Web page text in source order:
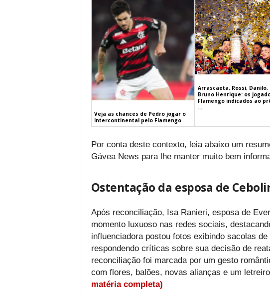
Veja as chances de Pedro jogar o
Intercontinental pelo Flamengo
Arrascaeta, Rossi, Danilo,
Bruno Henrique: os
Flamengo indicados ao
...
Por conta deste contexto, leia abaixo um
Gávea News para lhe manter muito bem
Ostentação da esposa de
Após reconciliação, Isa Ranieri, esposa de
momento luxuoso nas redes sociais,
influenciadora postou fotos exibindo sacolas
respondendo críticas sobre sua decisão de
reconciliação foi marcada por um gesto
com flores, balões, novas alianças e um
matéria completa)